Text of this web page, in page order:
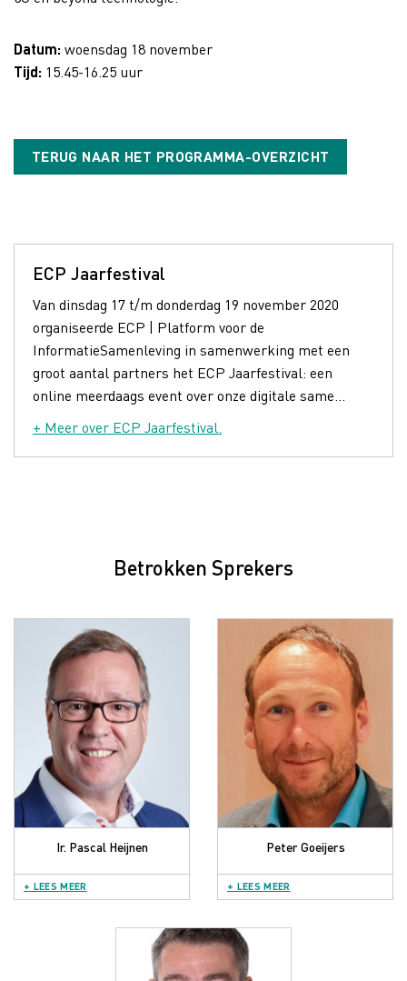
Datum: woensdag 18 november
Tijd: 15.45-16.25 uur
TERUG NAAR HET PROGRAMMA-OVERZICHT
ECP Jaarfestival
Van dinsdag 17 t/m donderdag 19 november 2020
organiseerde ECP | Platform voor de
InformatieSamenleving in samenwerking met een
groot aantal partners het ECP Jaarfestival: een
online meerdaags event over onze digitale same...
+ Meer over ECP Jaarfestival.
Betrokken Sprekers
Ir. Pascal Heijnen
+ LEES MEER
Peter Goeijers
+ LEES MEER